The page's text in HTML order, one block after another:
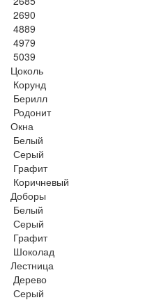
2690
4889
4979
5039
Цоколь
Корунд
Берилл
Родонит
Окна
Белый
Серый
Графит
Коричневый
Доборы
Белый
Серый
Графит
Шоколад
Лестница
Дерево
Серый